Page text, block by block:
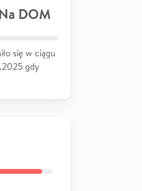
DOM
się w ciągu
gdy